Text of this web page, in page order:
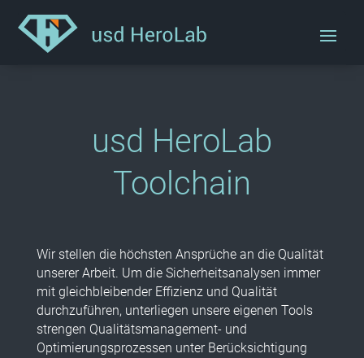
usd HeroLab
Toolchain
Wir stellen die höchsten Ansprüche an die Qualität
unserer Arbeit. Um die Sicherheitsanalysen immer
mit gleichbleibender Effizienz und Qualität
durchzuführen, unterliegen unsere eigenen Tools
strengen Qualitätsmanagement- und
Optimierungsprozessen unter Berücksichtigung